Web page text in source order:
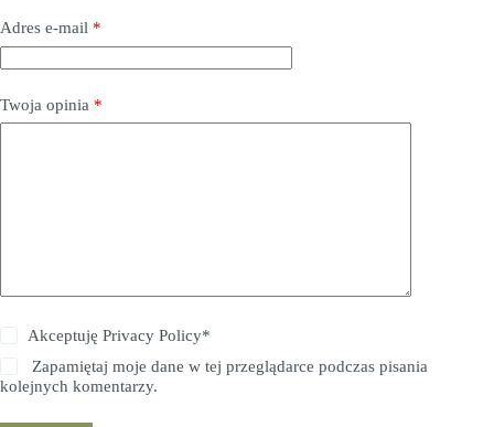
Adres e-mail *
Twoja opinia *
AkceptujęPrivacy Policy*
Zapamiętaj moje dane w tej przeglądarce podczas pisania
kolejnych komentarzy.